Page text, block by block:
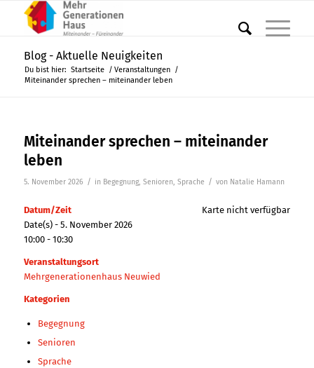
Blog - Aktuelle Neuigkeiten
Du bist hier: Startseite / Veranstaltungen /
Miteinander sprechen – miteinander leben
Miteinander sprechen – miteinander
leben
5. November 2026 / in Begegnung, Senioren, Sprache / von Natalie Hamann
Karte nicht verfügbar
Datum/Zeit
Date(s) - 5. November 2026
10:00 - 10:30
Veranstaltungsort
Mehrgenerationenhaus Neuwied
Kategorien
Begegnung
Senioren
Sprache